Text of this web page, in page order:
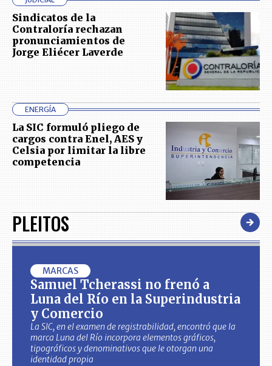
Sindicatos de la
Contraloría rechazan
pronunciamientos de
Jorge Eliécer Laverde
ENERGÍA
La SIC formuló pliego de
cargos contra Enel, AES y
Celsia por limitar la libre
competencia
PLEITOS
MARCAS
Samuel Tcherassi no frenó a
Luna del Río en la Superindustria
y Comercio
La SIC, en el examen de registrabilidad, encontró que la
marca Luna del Río incorpora elementos gráficos,
tipográficos y denominativos que le otorgan una
identidad propia